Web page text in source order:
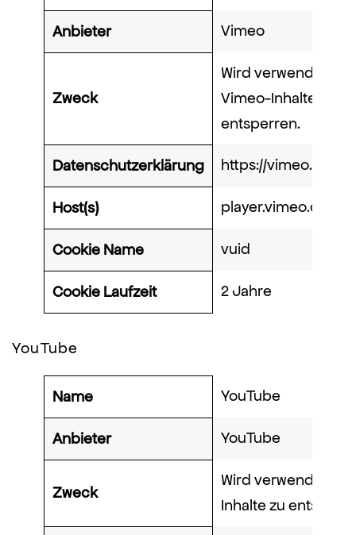
Anbieter Vimeo
Zweck
Wird verwendet, um
Vimeo-Inhalte zu
entsperren.
Datenschutzerklärung https://vimeo.com/
Host(s) player.vimeo.com
Cookie Name vuid
Cookie Laufzeit 2 Jahre
YouTube
Name YouTube
Anbieter YouTube
Zweck
Wird verwendet,
Inhalte zu